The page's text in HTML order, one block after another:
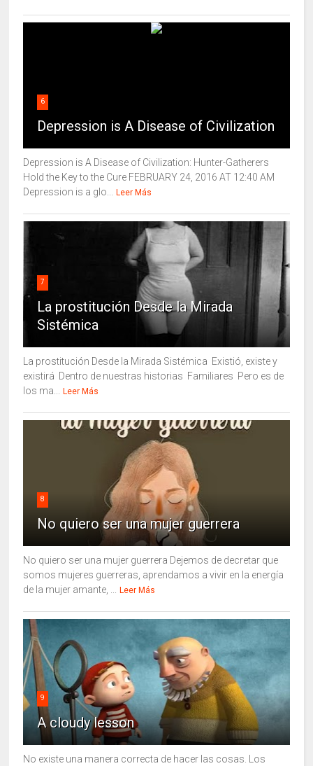
6
Depression is A Disease of Civilization
Depression is A Disease of Civilization: Hunter-Gatherers
Hold the Key to the Cure FEBRUARY 24, 2016 AT 12:40 AM
Depression is a glo... Leer Más
7
La prostitución Desde la Mirada
Sistémica
La prostitución Desde la Mirada Sistémica Existió, existe y
existirá Dentro de nuestras historias Familiares Pero es de
los ma... Leer Más
8
No quiero ser una mujer guerrera
No quiero ser una mujer guerrera Dejemos de decretar que
somos mujeres guerreras, aprendamos a vivir en la energía
de la mujer amante, ... Leer Más
9
A cloudy lesson
No existe una manera correcta de hacer las cosas. Los